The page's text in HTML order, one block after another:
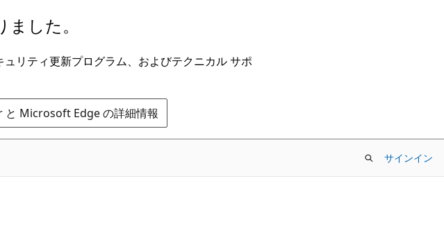
した。
リティ更新プログラム、およびテクニカル サポ
Microsoft Edge の詳細情報
サインイン